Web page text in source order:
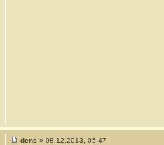
dens » 08.12.2013, 05:47